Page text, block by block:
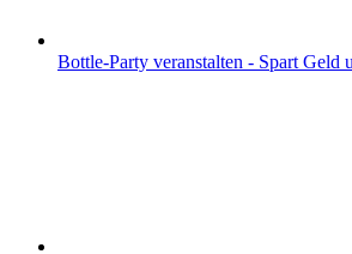
Bottle-Party veranstalten - Spart Geld